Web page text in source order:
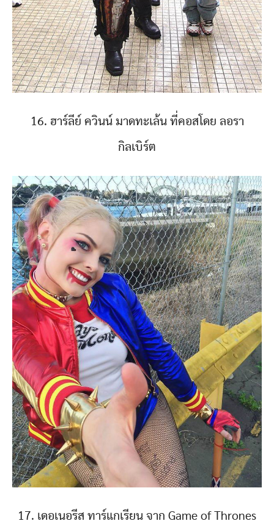
16. ฮาร์ลีย์ ควินน์ มาดทะเล้น ที่คอสโดย ลอรา
กิลเบิร์ต
17. เดอเนอรีส ทาร์แกเรียน จาก Game of Thrones